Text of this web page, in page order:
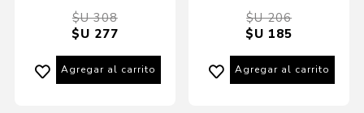
$U 308
$U 277
Agregar al carrito
$U 206
$U 185
Agregar al carrito